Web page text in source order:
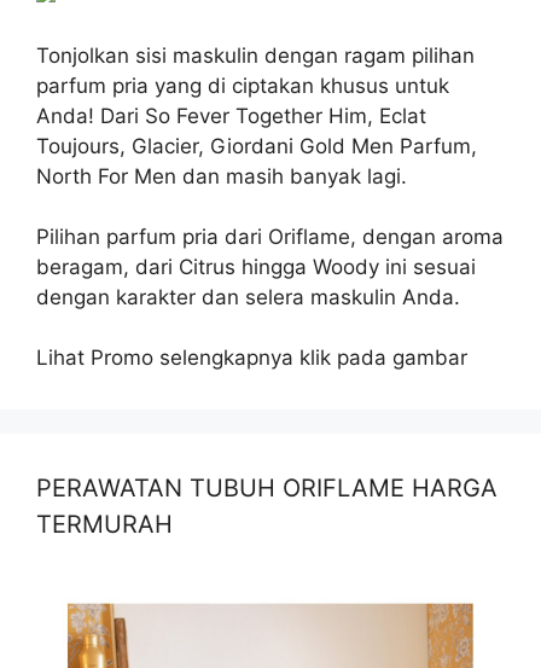
Tonjolkan sisi maskulin dengan ragam pilihan
parfum pria yang di ciptakan khusus untuk
Anda! Dari So Fever Together Him, Eclat
Toujours, Glacier, Giordani Gold Men Parfum,
North For Men dan masih banyak lagi.
Pilihan parfum pria dari Oriflame, dengan aroma
beragam, dari Citrus hingga Woody ini sesuai
dengan karakter dan selera maskulin Anda.
Lihat Promo selengkapnya klik pada gambar
PERAWATAN TUBUH ORIFLAME HARGA
TERMURAH